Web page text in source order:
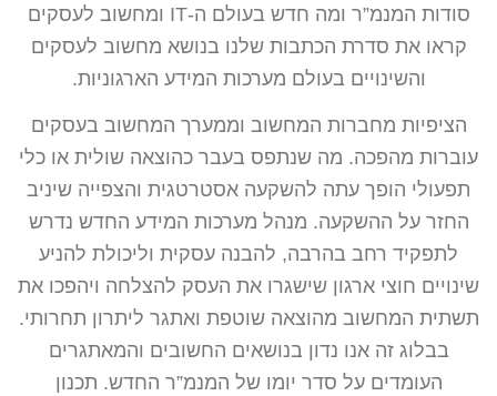
סודות המנמ”ר ומה חדש בעולם ה-IT ומחשוב לעסקים
קראו את סדרת הכתבות שלנו בנושא מחשוב לעסקים
והשינויים בעולם מערכות המידע הארגוניות.
הציפיות מחברות המחשוב וממערך המחשוב בעסקים
עוברות מהפכה. מה שנתפס בעבר כהוצאה שולית או כלי
תפעולי הופך עתה להשקעה אסטרטגית והצפייה שיניב
החזר על ההשקעה. מנהל מערכות המידע החדש נדרש
לתפקיד רחב בהרבה, להבנה עסקית וליכולת להניע
שינויים חוצי ארגון שישגרו את העסק להצלחה ויהפכו את
תשתית המחשוב מהוצאה שוטפת ואתגר ליתרון תחרותי.
בבלוג זה אנו נדון בנושאים החשובים והמאתגרים
העומדים על סדר יומו של המנמ”ר החדש. תכנון